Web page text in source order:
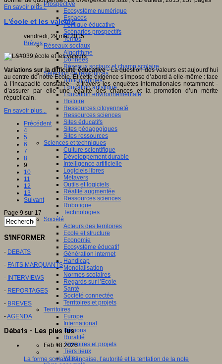
Prospective
Ecosystème numérique
Espaces
Politique éducative
Scénarios prospectifs
Temps
Réseaux sociaux
Algorithme
Données
Réseaux sociaux et champ scolaire
Sélection de ressources
Bibliographies
Education artistique
Education environnementale
Histoire
Ressources citoyenneté
Ressources sciences
Sites éducatifs
Sites pédagogiques
Sites ressources
Sciences et techniques
Culture scientifique
Développement durable
Intelligence artificielle
Logiciels libres
Métavers
Outils et logiciels
Réalité augmentée
Ressources sciences
Robotique
Technologies
Société
Acteurs des territoires
Ecole et structure
Economie
Ecosystème éducatif
Génération internet
Handicap
Mondialisation
Normes scolaires
Regards sur l’Ecole
Santé
Société connectée
Territoires et projets
Territoires
Europe
International
Régions
Ruralité
Territoires et projets
Tiers lieux
Villes
En savoir plus...
L'école et les valeurs
vendredi, 29 mai 2015
Brèves
Variations sur la difficulté éducative -La question des valeurs est aujourd’hui
au centre de notre Ecole. Et cette exigence s’impose d’abord à elle-même : face
à l’incapacité constatée - à travers les enquêtes internationales notamment -
d’assurer par elle une égalité des chances et la promotion d’un mérite
républicain.
En savoir plus...
Précédent
4
5
6
7
8
9
10
11
12
13
Suivant
Page 9 sur 17
S'INFORMER
- DEBATS
- FAITS MARQUANTS
- INTERVIEWS
- REPORTAGES
- BREVES
-AGENDA
Débats - Les plus lus
Feb 18 2026
La forme scolaire française, l’autorité et la tentation de la note